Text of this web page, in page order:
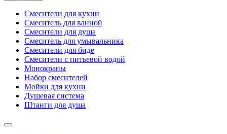
Смесители для кухни
Смеситель для ванной
Смесители для душа
Смеситель для умывальника
Смесители для биде
Смесители с питьевой водой
Монокраны
Набор смесителей
Мойки для кухни
Душевая система
Штанги для душа